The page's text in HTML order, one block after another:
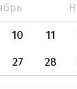
10 11
27 28